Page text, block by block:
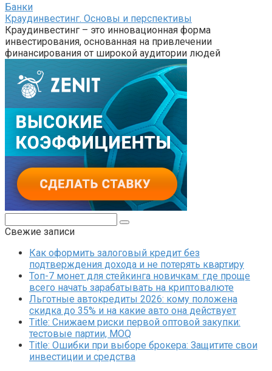
Банки
Краудинвестинг. Основы и перспективы
Краудинвестинг – это инновационная форма
инвестирования, основанная на привлечении
финансирования от широкой аудитории людей
Свежие записи
Как оформить залоговый кредит без
подтверждения дохода и не потерять квартиру
Топ-7 монет для стейкинга новичкам: где проще
всего начать зарабатывать на криптовалюте
Льготные автокредиты 2026: кому положена
скидка до 35% и на какие авто она действует
Title: Снижаем риски первой оптовой закупки:
тестовые партии, MOQ
Title: Ошибки при выборе брокера: Защитите свои
инвестиции и средства